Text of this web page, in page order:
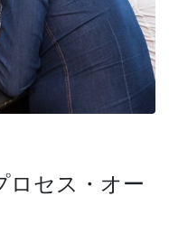
ロセス・オー